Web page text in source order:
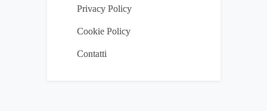
Privacy Policy
Cookie Policy
Contatti